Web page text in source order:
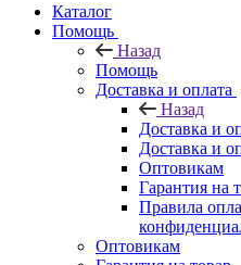
Каталог
Помощь
Назад
Помощь
Доставка и оплата
Назад
Доставка и
Доставка и
Оптовикам
Гарантия на
Правила
Оптовикам